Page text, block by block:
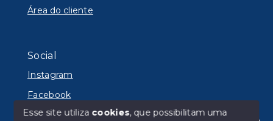
Área do cliente
Social
Instagram
Facebook
Esse site utiliza cookies, que possibilitam uma